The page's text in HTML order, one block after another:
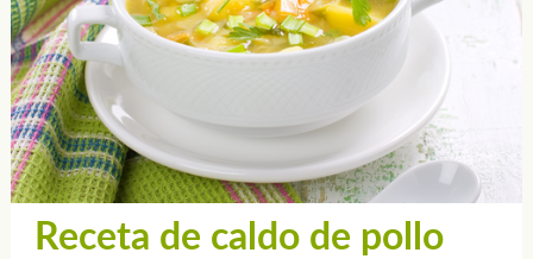
Receta de caldo de pollo